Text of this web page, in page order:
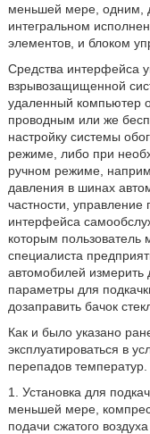
меньшей мере, одним,
интегральном
элементов, и блоком
Средства интерфейса
взрывозащищенной
удаленный компьютер
проводным или же
настройку системы
режиме, либо при
ручном режиме,
давления в шинах
частности, управление
интерфейса
которым пользователь
специалиста
автомобилей
параметры для
дозаправить бачок
Как и было указано
эксплуатироваться в
перепадов температур.
1. Установка для
меньшей мере,
подачи сжатого